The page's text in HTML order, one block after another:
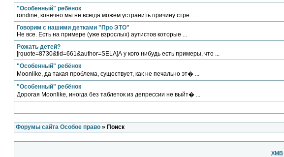
"Особенный" ребёнок
rondine, конечно мы не всегда можем устранить причину стре ...
Говорим с нашими детками "Про ЭТО"
Не все. Есть на примере (уже взрослых) аутистов которые ...
Рожать детей?
[rquote=8730&tid=661&author=SELA]А у кого нибудь есть примеры, что ...
"Особенный" ребёнок
Moonlike, да такая проблема, существует, как не печально эт� ...
"Особенный" ребёнок
Дорогая Moonlike, иногда без таблеток из депрессии не выйт� ...
Форумы сайта Особое право » Поиск
XMB